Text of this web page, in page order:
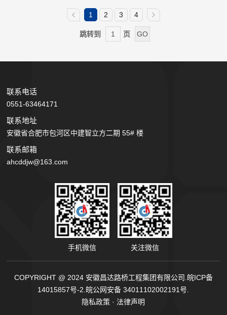
1 2 3 4
跳转到 页
联系电话
0551-63464171
联系地址
安徽省合肥市包河区中建智立方二期 55# 楼
联系邮箱
ahcddjw@163.com
手机微信 关注微信
COPYRIGHT @ 2024 安徽昌达路桥工程集团有限公司.皖ICP备
14015857号-2.皖公网安备 34011102002191号.
隐私政策 · 法律声明